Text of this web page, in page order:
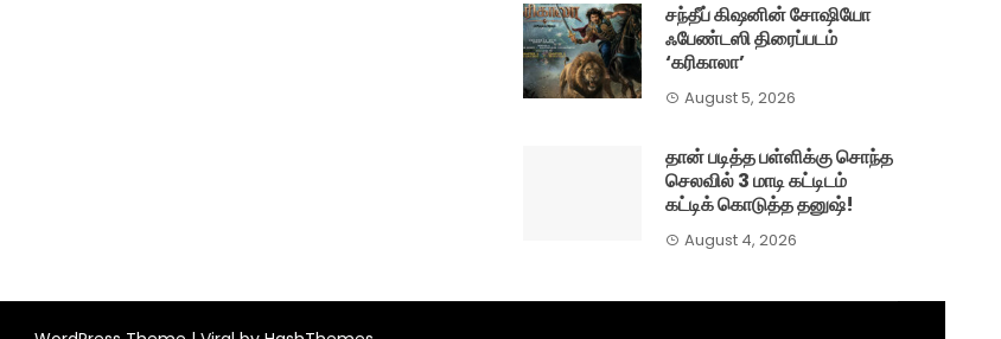
சந்தீப் கிஷனின் சோஷியோ
ஃபேண்டஸி திரைப்படம்
‘கரிகாலா’
August 5, 2026
தான் படித்த பள்ளிக்கு சொந்த
செலவில் 3 மாடி கட்டிடம்
கட்டிக் கொடுத்த தனுஷ்!
August 4, 2026